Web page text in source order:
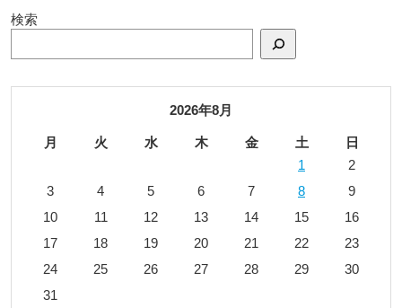
検索
2026年8月
月 火 水 木 金 土
日
1
2
3
4 5 6 7 8
9
10
11 12 13 14 15
16
17
18 19 20 21 22
23
24
25 26 27 28 29
30
31